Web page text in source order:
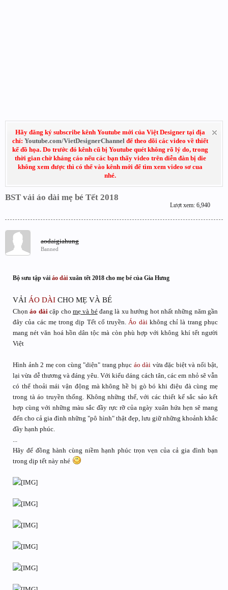
Hãy đăng ký subscribe kênh Youtube mới của Việt Designer tại địa
chỉ: Youtube.com/VietDesignerChannel để theo dõi các video về thiết
kế đồ họa. Do trước đó kênh cũ bị Youtube quét không rõ lý do, trong
thời gian chờ kháng cáo nếu các bạn thấy video trên diễn đàn bị die
không xem được thì có thể vào kênh mới để tìm xem video sơ cua
nhé.
BST vải áo dài mẹ bé Tết 2018
Lượt xem: 6,940
aodaigiahung
Banned
Bộ sưu tập vải áo dài xuân tết 2018 cho mẹ bé của Gia Hưng
VẢI ÁO DÀI CHO MẸ VÀ BÉ
Chọn áo dàicặp cho mẹ và béđang là xu hướng hot nhất những năm gần
đây của các mẹ trong dịp Tết cổ truyền.Áo dàikhông chỉ là trang phục
mang nét văn hoá hồn dân tộc mà còn phù hợp với không khí tết người
Việt
Hình ảnh 2 mẹ con cùng "diện" trang phục áo dài vừa đặc biệt và nổi bật,
lại vừa dễ thương và đáng yêu. Với kiểu dáng cách tân, các em nhỏ sẽ vẫn
có thể thoải mái vận động mà không hề bị gò bó khi điệu đà cùng mẹ
trong tà áo truyền thống. Không những thế, với các thiết kế sắc sảo kết
hợp cùng với những màu sắc đầy rực rỡ của ngày xuân hứa hẹn sẽ mang
đến cho cả gia đình những "pô hình" thật đẹp, lưu giữ những khoảnh khắc
đầy hạnh phúc.
...
Hãy để đồng hành cùng niềm hạnh phúc trọn vẹn của cả gia đình bạn
trong dịp tết này nhé